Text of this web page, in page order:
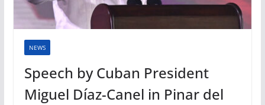
NEWS
Speech by Cuban President
Miguel Díaz-Canel in Pinar del